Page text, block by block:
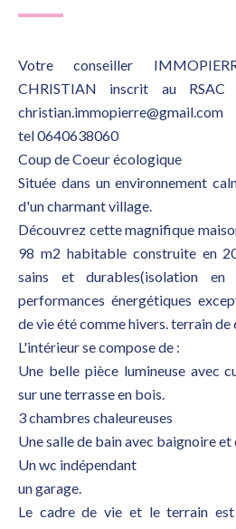
Votre conseiller
CHRISTIAN inscrit au RSAC
christian.immopierre@gmail.com
tel 0640638060
Coup de Coeur écologique
Située dans un environnement
d'un charmant village.
Découvrez cette magnifique
98 m2 habitable construite en
sains et durables(isolation
performances énergétiques
de vie été comme hivers. terrain
L'intérieur se compose de :
Une belle pièce lumineuse avec
sur une terrasse en bois.
3 chambres chaleureuses
Une salle de bain avec baignoire et
Un wc indépendant
un garage.
Le cadre de vie et le terrain